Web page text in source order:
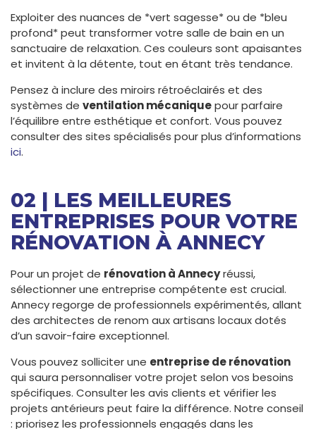
Exploiter des nuances de *vert sagesse* ou de *bleu
profond* peut transformer votre salle de bain en un
sanctuaire de relaxation. Ces couleurs sont apaisantes
et invitent à la détente, tout en étant très tendance.
Pensez à inclure des miroirs rétroéclairés et des
systèmes de ventilation mécaniquepour parfaire
l’équilibre entre esthétique et confort. Vous pouvez
consulter des sites spécialisés pour plus d’informations
ici.
02 | LES MEILLEURES
ENTREPRISES POUR VOTRE
RÉNOVATION À ANNECY
Pour un projet de rénovation à Annecyréussi,
sélectionner une entreprise compétente est crucial.
Annecy regorge de professionnels expérimentés, allant
des architectes de renom aux artisans locaux dotés
d’un savoir-faire exceptionnel.
Vous pouvez solliciter une entreprise de rénovation
qui saura personnaliser votre projet selon vos besoins
spécifiques. Consulter les avis clients et vérifier les
projets antérieurs peut faire la différence. Notre conseil
: priorisez les professionnels engagés dans les